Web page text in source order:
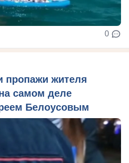
0
пропажи жителя
самом деле
Белоусовым